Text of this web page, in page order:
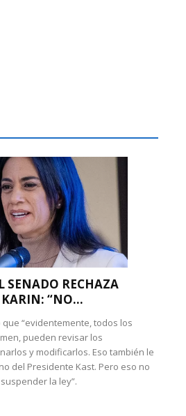
SENADO RECHAZA
KARIN: “NO...
que “evidentemente, todos los
pueden revisar los
y modificarlos. Eso también le
del Presidente Kast. Pero eso no
la ley”.